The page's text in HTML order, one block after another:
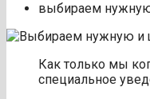
выбираем
Как только мы
специальное